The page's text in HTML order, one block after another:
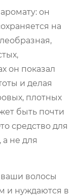
он
на
он показал
и делая
плотных
быть почти
средство для
а не для
волосы
и нуждаются в